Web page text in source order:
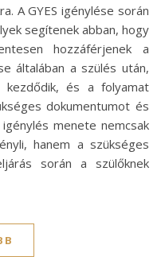
A GYES igénylése során
segítenek abban, hogy
hozzáférjenek a
általában a szülés után,
és a folyamat
dokumentumot és
menete nemcsak
hanem a szükséges
során a szülőknek